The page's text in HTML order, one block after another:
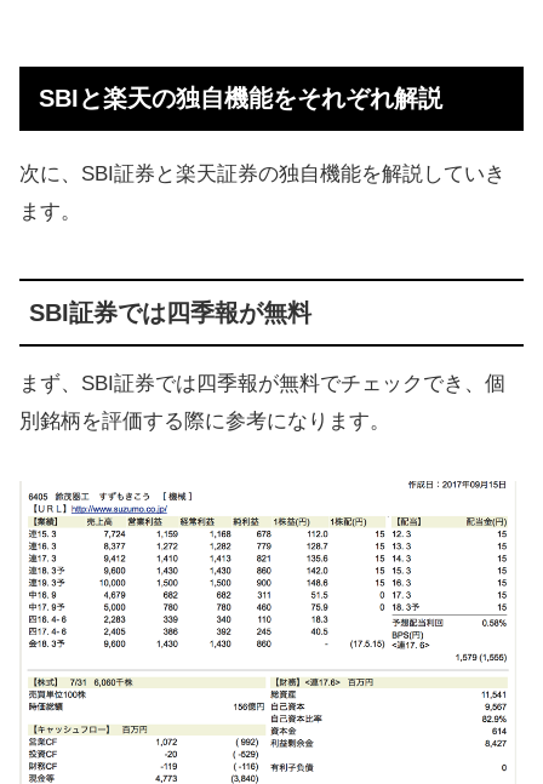
SBIと楽天の独自機能をそれぞれ解説
次に、SBI証券と楽天証券の独自機能を解説していき
ます。
SBI証券では四季報が無料
まず、SBI証券では四季報が無料でチェックでき、個
別銘柄を評価する際に参考になります。